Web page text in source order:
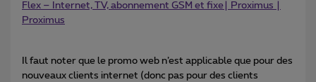
Flex – Internet, TV, abonnement GSM et fixe| Proximus |
Proximus
Il faut noter que le promo web n’est applicable que pour des
nouveaux clients internet (donc pas pour des clients